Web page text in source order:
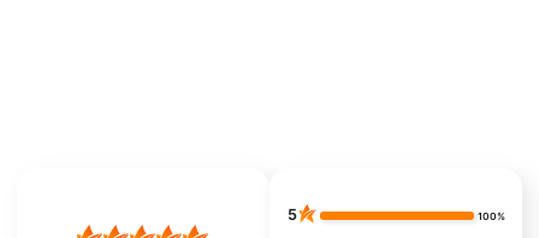
5 100%